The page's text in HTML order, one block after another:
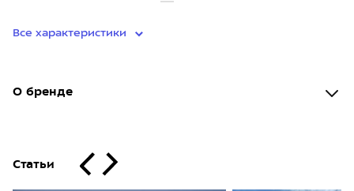
Все характеристики
О бренде
Статьи